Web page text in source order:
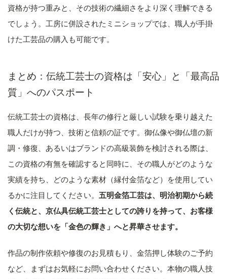
資格が持つ重みと、その技術の繊細さをより深く理解できる
でしょう。工房に併設されたミニショップでは、職人が手掛
けた工芸品の購入も可能です。
まとめ：伝統工芸士の資格は「安心」と「最高品
質」へのパスポート
伝統工芸士の資格は、長年の修行と厳しい試験を乗り越えた
職人だけが持つ、技術と信頼の証です。御仏像や御仏壇の新
調・修復、あるいはブランドの高級装飾を検討される際は、
この資格の有無を確認すると同時に、その職人がどのような
実績を持ち、どのような素材（縁付金箔など）を使用してい
るかに注目してください。 五明金箔工芸は、明治初期から続
く伝統と、京仏具伝統工芸士としての誇りを持って、お客様
の大切な想いを「金色の輝き」へと昇華させます。
作品の制作依頼や修復のお見積もり、金箔押し体験のご予約
など、まずはお気軽にお問い合わせください。本物の職人技